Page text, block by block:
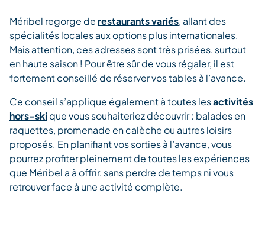
Méribel regorge de restaurants variés, allant des
spécialités locales aux options plus internationales.
Mais attention, ces adresses sont très prisées, surtout
en haute saison ! Pour être sûr de vous régaler, il est
fortement conseillé de réserver vos tables à l’avance.
Ce conseil s’applique également à toutes lesactivités
hors-ski que vous souhaiteriez découvrir : balades en
raquettes, promenade en calèche ou autres loisirs
proposés. En planifiant vos sorties à l’avance, vous
pourrez profiter pleinement de toutes les expériences
que Méribel a à offrir, sans perdre de temps ni vous
retrouver face à une activité complète.